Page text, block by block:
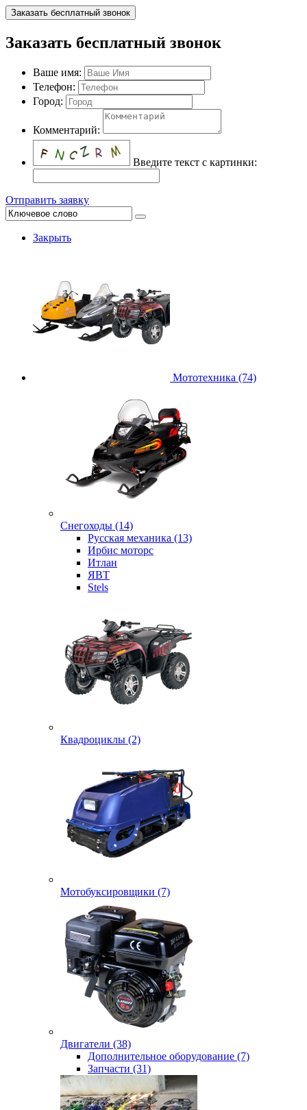
Заказать бесплатный звонок
Заказать бесплатный звонок
Ваше имя:
Телефон:
Город:
Комментарий:
Введите текст с картинки:
Отправить заявку
Закрыть
Мототехника (74)
Снегоходы (14)
Русская механика (13)
Ирбис моторс
Итлан
ЯВТ
Stels
Квадроциклы (2)
Мотобуксировщики (7)
Двигатели (38)
Дополнительное оборудование (7)
Запчасти (31)